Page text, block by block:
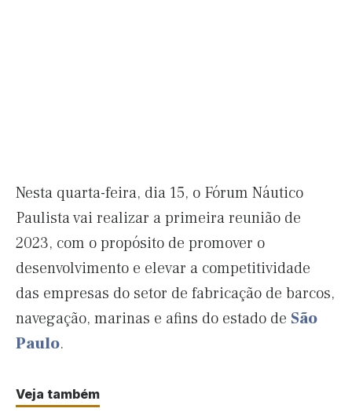
Nesta quarta-feira, dia 15, o Fórum Náutico
Paulista vai realizar a primeira reunião de
2023, com o propósito de promover o
desenvolvimento e elevar a competitividade
das empresas do setor de fabricação de barcos,
navegação, marinas e afins do estado de São
Paulo.
Veja também